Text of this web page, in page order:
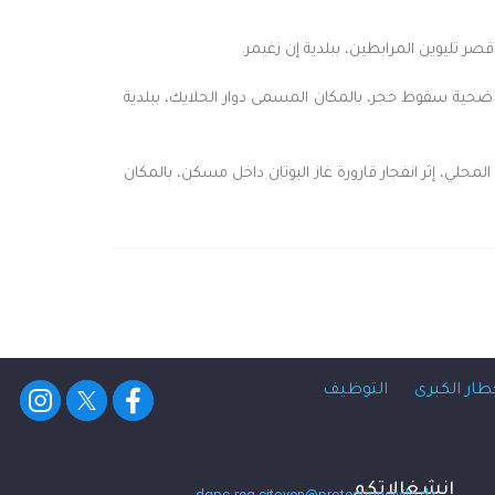
تيسمسيلت بإجلاء نحو المستشفى المحلي، 01 طفل متوفي يبلغ من العمر 05 سنوات، كان ضحية سقوط حجر، بالمكان المسمى دوار الحلايك، ببلدية
الأولية 02 شخصين ، ثم إجلائهما إلى المستشفى المحلي، إثر انفجار قارورة غاز البوتان داخل مسكن، بالمكان
الكبرى التوظيف
انشغالاتكم